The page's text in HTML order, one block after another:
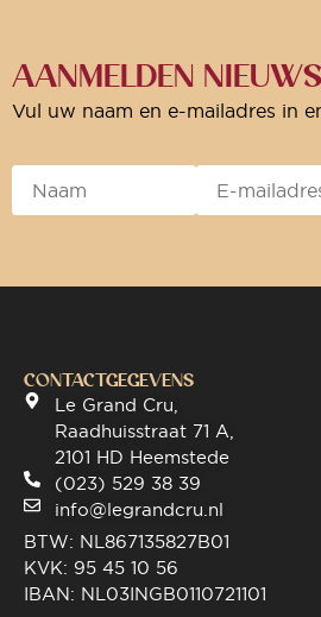
AANMELDEN
Vul uw naam en e-mailadres in
CONTACTGEGEVENS
Le Grand Cru,
Raadhuisstraat 71 A,
2101 HD Heemstede
(023) 529 38 39
info@legrandcru.nl
BTW: NL867135827B01
KVK: 95 45 10 56
IBAN: NL03INGB0110721101